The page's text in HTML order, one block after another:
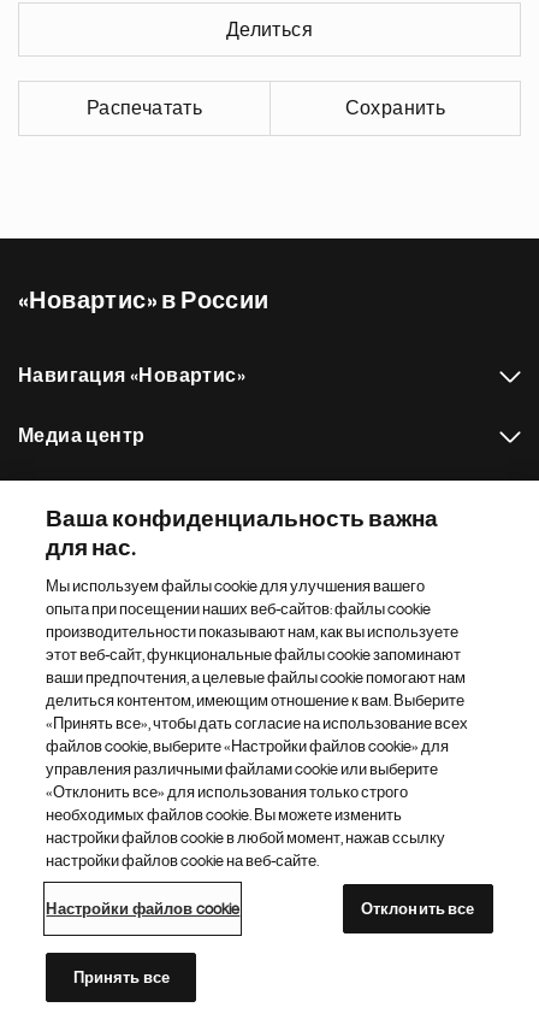
Делиться
Распечатать Сохранить
«Новартис» в России
Навигация «Новартис»
Медиа центр
Другие сайты «Новартис»
Footer Site Search
Footer
Bottom
© 2026 Novartis AG
Политика конфиденциальности
Правила использования
Настройки файлов cookie
Карта сайта
Доступность Интернета
Каталог сайтов «Новартис»
Этот сайт предназначен для граждан Российской Федерации
Ваша конфиденциальность важна
для нас.
Мы используем файлы cookie для улучшения вашего
опыта при посещении наших веб-сайтов: файлы cookie
производительности показывают нам, как вы используете
этот веб-сайт, функциональные файлы cookie запоминают
ваши предпочтения, а целевые файлы cookie помогают нам
делиться контентом, имеющим отношение к вам. Выберите
«Принять все», чтобы дать согласие на использование всех
файлов cookie, выберите «Настройки файлов cookie» для
управления различными файлами cookie или выберите
«Отклонить все» для использования только строго
необходимых файлов cookie. Вы можете изменить
настройки файлов cookie в любой момент, нажав ссылку
настройки файлов cookie на веб-сайте.
Настройки файлов cookie Отклонить все
Принять все